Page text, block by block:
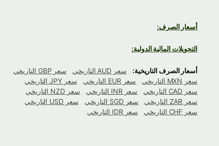
أسعار الصرف:
التحويلات المالية الدولية:
أسعار الصرف التاريخية: سعر AUD التاريخي
سعر GBP التاريخي
سعر MXN التاريخي
سعر EUR التاريخي
سعر JPY التاريخي
سعر CAD التاريخي
سعر INR التاريخي
سعر NZD التاريخي
سعر ZAR التاريخي
سعر SGD التاريخي
سعر USD التاريخي
سعر CHF التاريخي
سعر IDR التاريخي